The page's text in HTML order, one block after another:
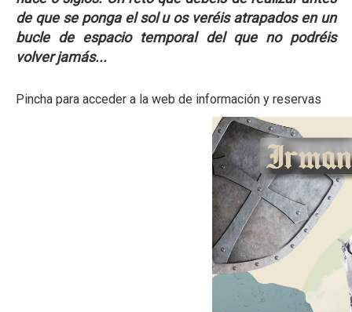
de que se ponga el sol u os veréis atrapados en un
bucle de espacio temporal del que no podréis
volver jamás...
Pincha para acceder a la web de información y reservas